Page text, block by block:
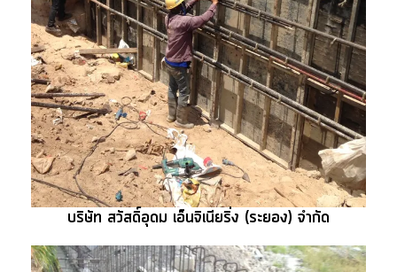
บริษัท สวัสดิ์อุดม เอ็นจิเนียริ่ง (ระยอง) จำกัด